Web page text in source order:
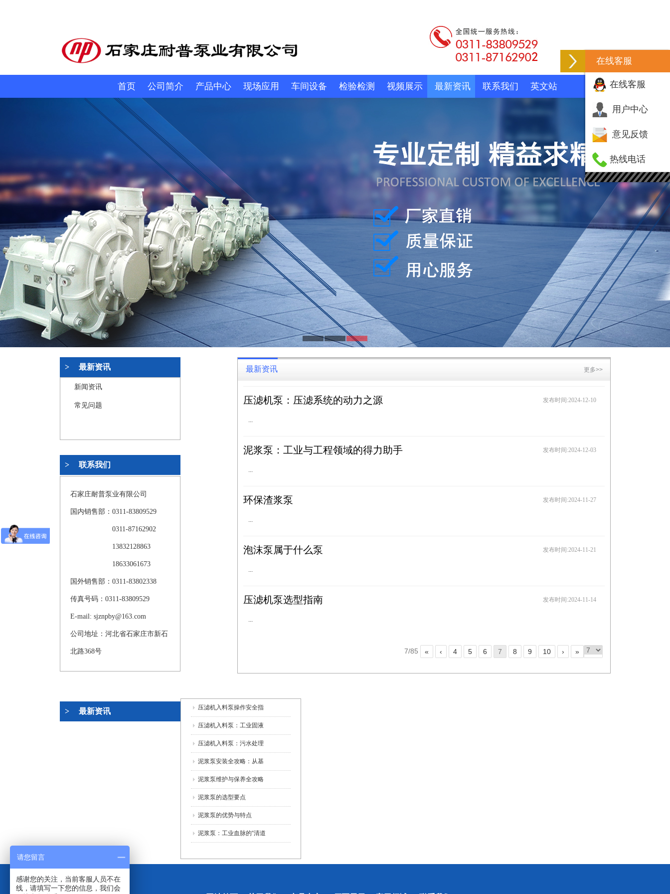
在线客服
在线客服
用户中心
意见反馈
热线电话
首页 公司简介 产品中心 现场应用 车间设备 检验检测 视频展示 最新资讯 联系我们 英文站
> 最新资讯 最新资讯 更多>>
压滤机泵：压滤系统的动力之源 发布时间:2024-12-10
...
泥浆泵：工业与工程领域的得力助手 发布时间:2024-12-03
...
环保渣浆泵 发布时间:2024-11-27
...
泡沫泵属于什么泵 发布时间:2024-11-21
...
压滤机泵选型指南 发布时间:2024-11-14
...
7/85 « ‹ 4 5 6 7 8 9 10 › »
新闻资讯
常见问题
> 联系我们
石家庄耐普泵业有限公司
国内销售部：0311-83809529
0311-87162902
13832128863
18633061673
国外销售部：0311-83802338
传真号码：0311-83809529
E-mail: sjznpby@163.com
公司地址：河北省石家庄市新石
北路368号
> 最新资讯 压滤机入料泵操作安全指
南：筑牢生产防线
压滤机入料泵：工业固液
分离的核心动力
压滤机入料泵：污水处理
的 “隐形动力核心”
泥浆泵安装全攻略：从基
础到运行的关键注意事项
泥浆泵维护与保养全攻略
泥浆泵的选型要点
泥浆泵的优势与特点
泥浆泵：工业血脉的“清道
请您留言
感谢您的关注，当前客服人员不在
线，请填写一下您的信息，我们会